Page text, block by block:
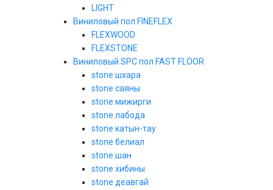
LIGHT
Виниловый пол FINEFLEX
FLEXWOOD
FLEXSTONE
Виниловый SPC пол FAST FLOOR
stone шхара
stone саяны
stone мижирги
stone лабода
stone катын-тау
stone белиал
stone шан
stone хибины
stone деавгай